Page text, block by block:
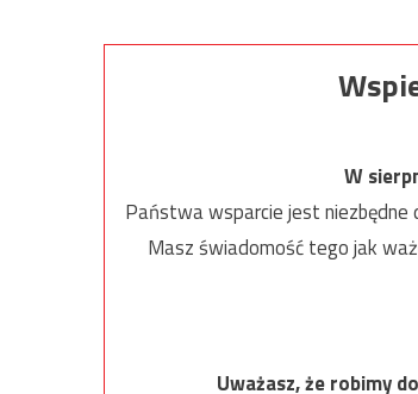
W
Państwa wsparcie jest niezbędne
Masz świadomość tego jak
Uważasz, że robimy